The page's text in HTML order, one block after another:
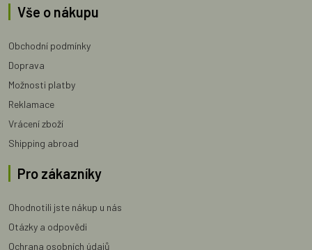
Vše o nákupu
Obchodní podmínky
Doprava
Možnosti platby
Reklamace
Vrácení zboží
Shipping abroad
Pro zákazníky
Ohodnotili jste nákup u nás
Otázky a odpovědi
Ochrana osobních údajů